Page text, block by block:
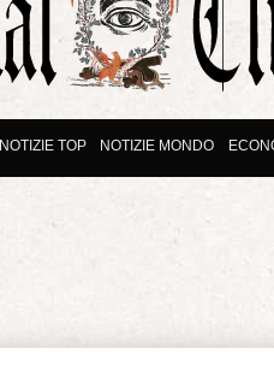
NOTIZIE TOP NOTIZIE MONDO